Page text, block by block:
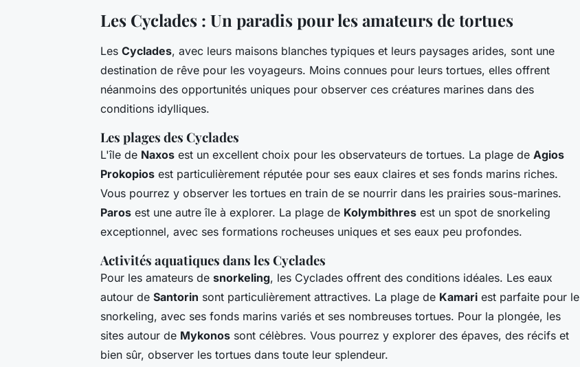
Les Cyclades : Un paradis pour les amateurs de tortues
Les Cyclades, avec leurs maisons blanches typiques et leurs paysages arides, sont une
destination de rêve pour les voyageurs. Moins connues pour leurs tortues, elles offrent
néanmoins des opportunités uniques pour observer ces créatures marines dans des
conditions idylliques.
Les plages des Cyclades
L'île de Naxos est un excellent choix pour les observateurs de tortues. La plage de Agios
Prokopios est particulièrement réputée pour ses eaux claires et ses fonds marins riches.
Vous pourrez y observer les tortues en train de se nourrir dans les prairies sous-marines.
Paros est une autre île à explorer. La plage de Kolymbithres est un spot de snorkeling
exceptionnel, avec ses formations rocheuses uniques et ses eaux peu profondes.
Activités aquatiques dans les Cyclades
Pour les amateurs de snorkeling, les Cyclades offrent des conditions idéales. Les eaux
autour de Santorin sont particulièrement attractives. La plage de Kamari est parfaite pour le
snorkeling, avec ses fonds marins variés et ses nombreuses tortues. Pour la plongée, les
sites autour de Mykonos sont célèbres. Vous pourrez y explorer des épaves, des récifs et
bien sûr, observer les tortues dans toute leur splendeur.